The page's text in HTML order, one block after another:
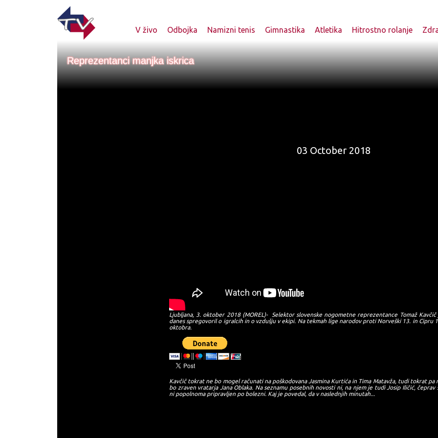
V živo Odbojka Namizni tenis Gimnastika Atletika Hitrostno rolanje
Reprezentanci manjka iskrica
03 October 2018
Ljubljana, 3. oktober 2018 (MOREL)- Selektor slovenske nogometne reprezentance Tomaž Kavčič
danes spregovoril o igralcih in o vzdušju v ekipi. Na tekmah lige narodov proti Norveški 13. in Cipru
oktobra.
Kavčič tokrat ne bo mogel računati na poškodovana Jasmina Kurtića in Tima Matavža, tudi tokrat pa
bo zraven vratarja Jana Oblaka. Na seznamu posebnih novosti ni, na njem je tudi Josip Iličić, čeprav
ni popolnoma pripravljen po bolezni. Kaj je povedal, da v naslednjih minutah...